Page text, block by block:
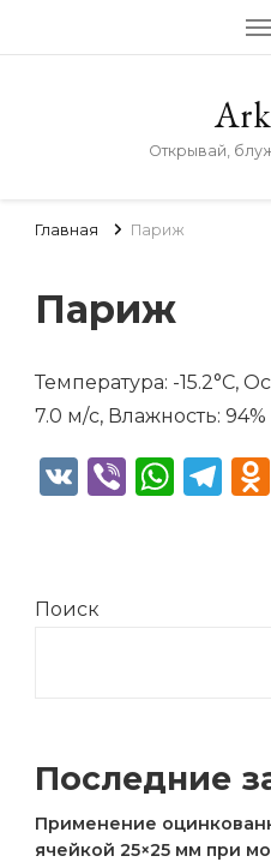
Открывай,
Главная Париж
Париж
Температура: -15.2°C,
7.0 м/с, Влажность: 94%
VK Viber
Поиск
Последние
Применение
ячейкой 25×25 мм при